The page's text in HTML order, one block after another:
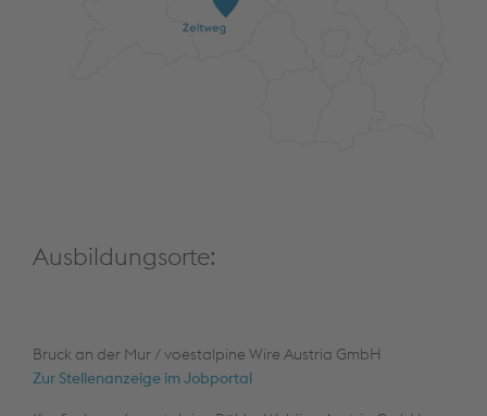
Ausbildungsorte:
Bruck an der Mur / voestalpine Wire Austria GmbH
Zur Stellenanzeige im Jobportal